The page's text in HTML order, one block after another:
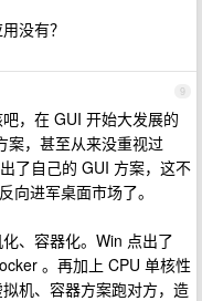
没有？
9
，在 GUI 开始大发展的
案，甚至从来没重视过
了自己的 GUI 方案，这不
向进军桌面市场了。
、容器化。Win 点出了
。再加上 CPU 单核性
机、容器方案跑对方，造